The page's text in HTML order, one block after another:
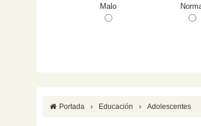
Malo
Portada › Educación › Adolescentes